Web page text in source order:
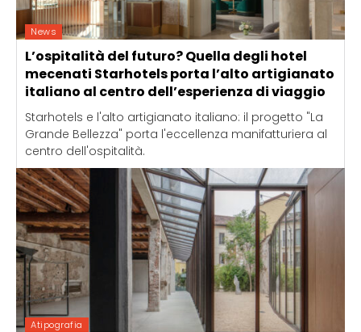
News
L’ospitalità del futuro? Quella degli hotel
mecenati Starhotels porta l’alto artigianato
italiano al centro dell’esperienza di viaggio
Starhotels e l'alto artigianato italiano: il progetto "La
Grande Bellezza" porta l'eccellenza manifatturiera al
centro dell'ospitalità.
Atipografia